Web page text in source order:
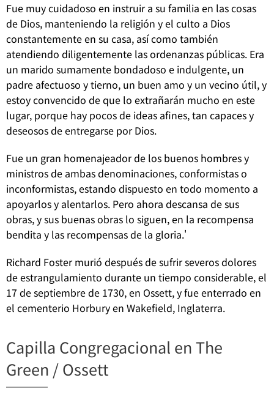
Fue muy cuidadoso en instruir a su familia en las cosas
de Dios, manteniendo la religión y el culto a Dios
constantemente en su casa, así como también
atendiendo diligentemente las ordenanzas públicas. Era
un marido sumamente bondadoso e indulgente, un
padre afectuoso y tierno, un buen amo y un vecino útil, y
estoy convencido de que lo extrañarán mucho en este
lugar, porque hay pocos de ideas afines, tan capaces y
deseosos de entregarse por Dios.
Fue un gran homenajeador de los buenos hombres y
ministros de ambas denominaciones, conformistas o
inconformistas, estando dispuesto en todo momento a
apoyarlos y alentarlos. Pero ahora descansa de sus
obras, y sus buenas obras lo siguen, en la recompensa
bendita y las recompensas de la gloria.'
Richard Foster murió después de sufrir severos dolores
de estrangulamiento durante un tiempo considerable, el
17 de septiembre de 1730, en Ossett, y fue enterrado en
el cementerio Horbury en Wakefield, Inglaterra.
Capilla Congregacional en The
Green / Ossett